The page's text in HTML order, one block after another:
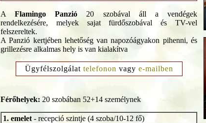
AFlamingo Panzió 20 szobával áll a vendégek
rendelkezésére, melyek sajat fürdőszobával és TV-vel
felszereltek.
A Panzió kertjében lehetőség van napozóágyakon pihenni, és
grillezésre alkalmas hely is van kialakítva
Ügyfélszolgálat telefonon vagy e-mailben
Férőhelyek: 20 szobában 52+14 személynek
1. emelet - recepció szintje (4 szoba/10-12 fő)